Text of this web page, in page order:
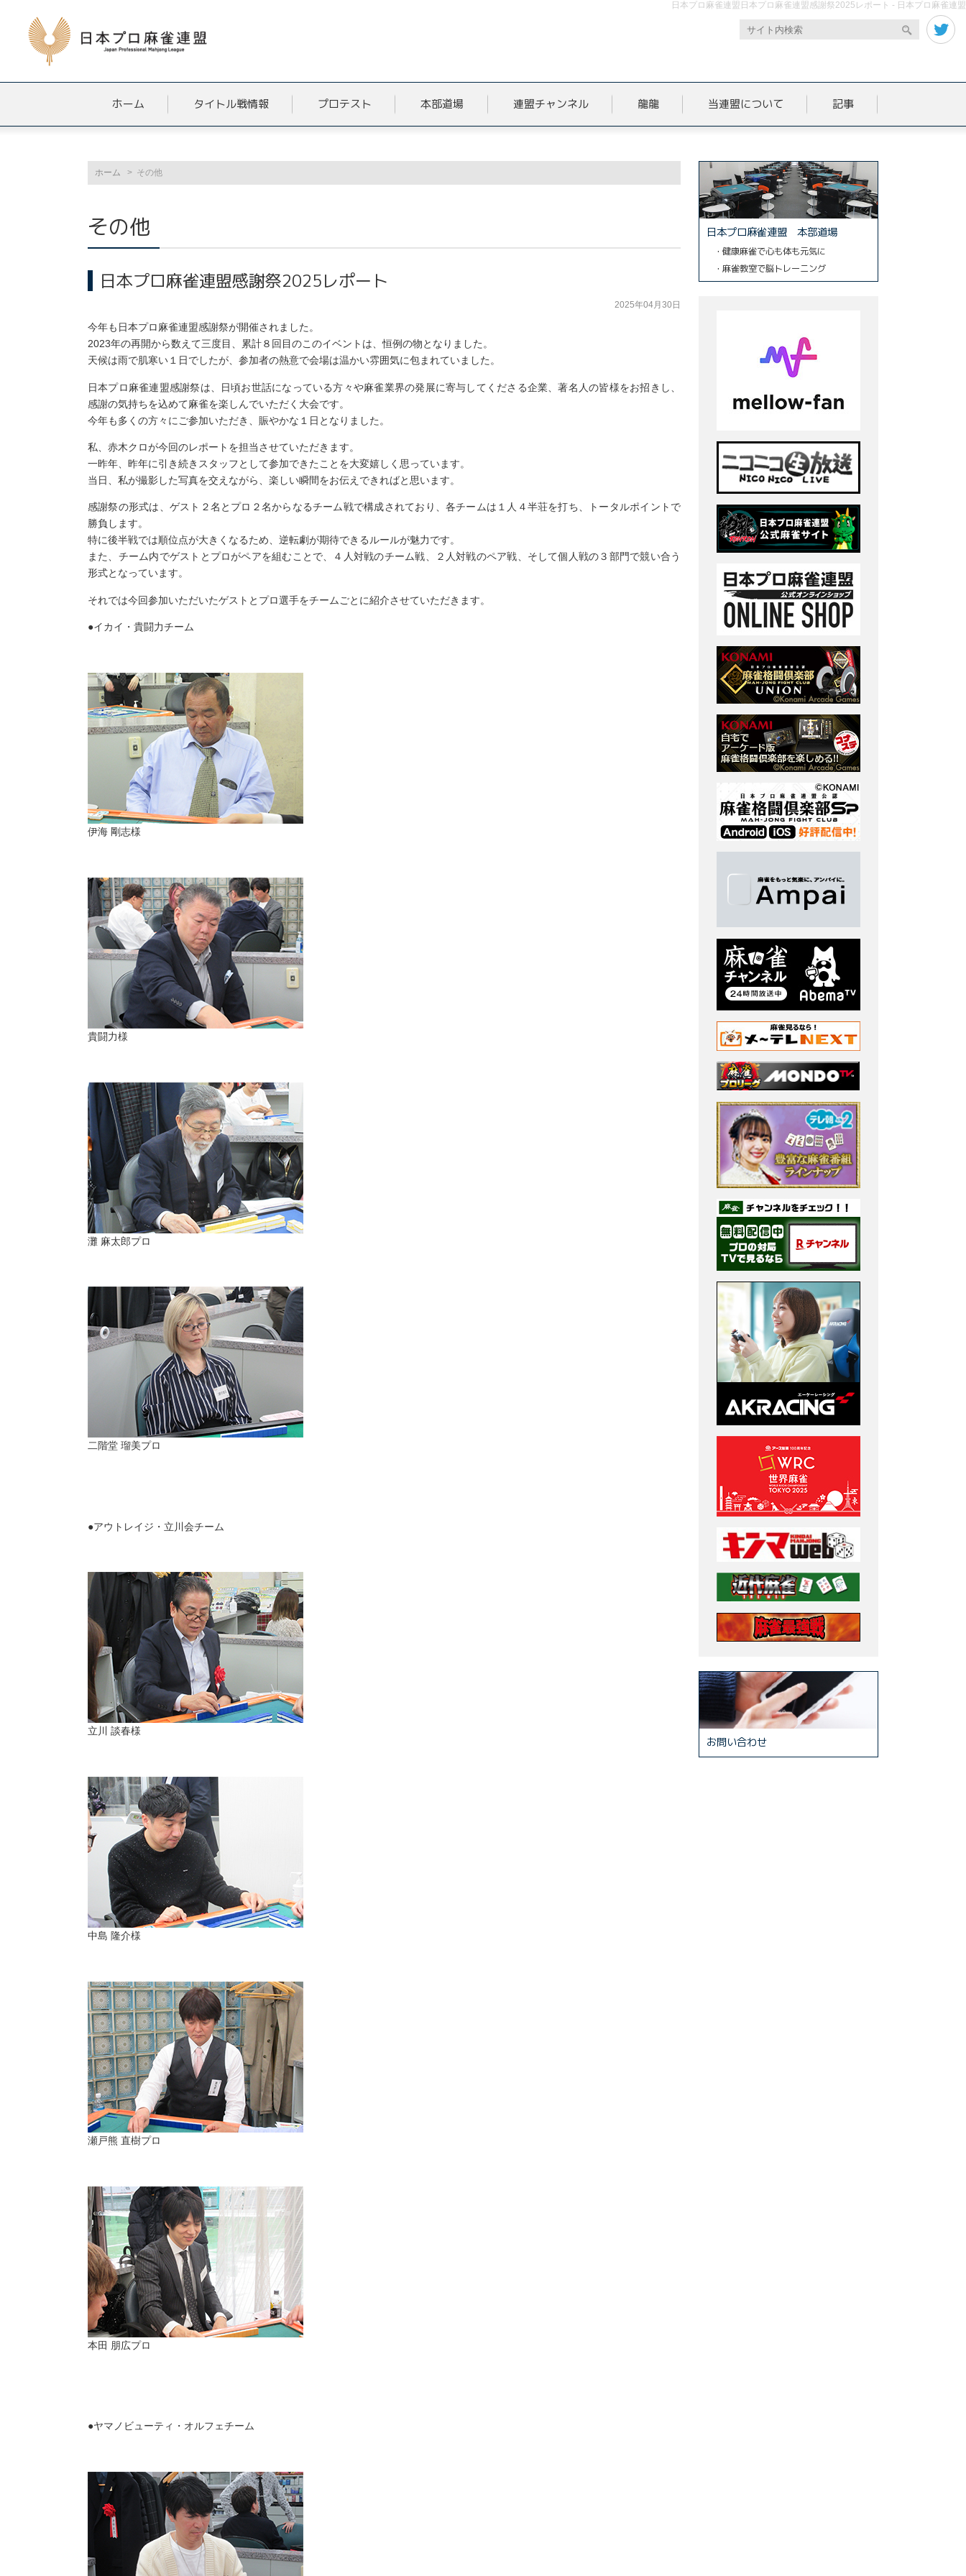
日本プロ麻雀連盟日本プロ麻雀連盟感謝祭2025レポート - 日本プロ麻雀連盟
ホーム タイトル戦情報 プロテスト 本部道場 連盟チャンネル 龍龍 当連盟について 記事
ホーム その他
その他
日本プロ麻雀連盟感謝祭2025レポート
2025年04月30日
今年も日本プロ麻雀連盟感謝祭が開催されました。
2023年の再開から数えて三度目、累計８回目のこのイベントは、恒例の物となりました。
天候は雨で肌寒い１日でしたが、参加者の熱意で会場は温かい雰囲気に包まれていました。
日本プロ麻雀連盟感謝祭は、日頃お世話になっている方々や麻雀業界の発展に寄与してくださる企業、著名人の皆様をお招きし、
感謝の気持ちを込めて麻雀を楽しんでいただく大会です。
今年も多くの方々にご参加いただき、賑やかな１日となりました。
私、赤木クロが今回のレポートを担当させていただきます。
一昨年、昨年に引き続きスタッフとして参加できたことを大変嬉しく思っています。
当日、私が撮影した写真を交えながら、楽しい瞬間をお伝えできればと思います。
感謝祭の形式は、ゲスト２名とプロ２名からなるチーム戦で構成されており、各チームは１人４半荘を打ち、トータルポイントで
勝負します。
特に後半戦では順位点が大きくなるため、逆転劇が期待できるルールが魅力です。
また、チーム内でゲストとプロがペアを組むことで、４人対戦のチーム戦、２人対戦のペア戦、そして個人戦の３部門で競い合う
形式となっています。
それでは今回参加いただいたゲストとプロ選手をチームごとに紹介させていただきます。
●イカイ・貴闘力チーム
伊海 剛志様
貴闘力様
灘 麻太郎プロ
二階堂 瑠美プロ
●アウトレイジ・立川会チーム
立川 談春様
中島 隆介様
瀬戸熊 直樹プロ
本田 朋広プロ
●ヤマノビューティ・オルフェチーム
日本プロ麻雀連盟 本部道場
・健康麻雀で心も体も元気に
・麻雀教室で脳トレーニング
お問い合わせ